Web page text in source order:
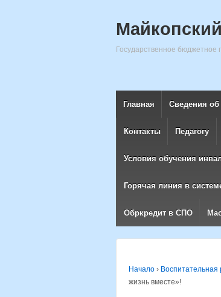
Государственное бюджетное
Главная Сведения об
Контакты Педагогу
Условия обучения
Горячая линия в
Обркредит в СПО
Начало › Воспитательная
жизнь вместе»!